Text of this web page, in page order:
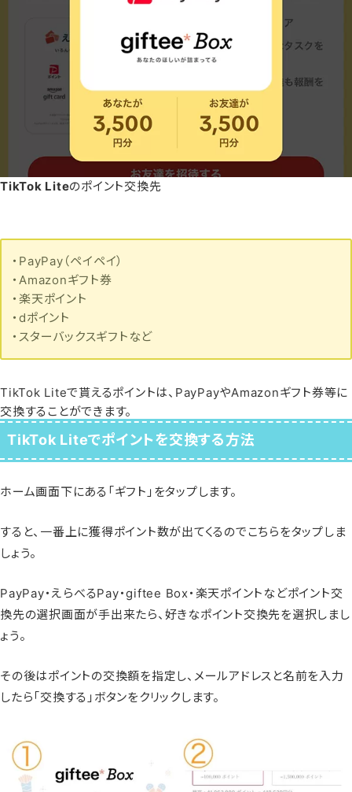
TikTok Liteのポイント交換先
・PayPay（ペイペイ）
・Amazonギフト券
・楽天ポイント
・dポイント
・スターバックスギフトなど
TikTok Liteで貰えるポイントは、PayPayやAmazonギフト券等に
交換することができます。
TikTok Liteでポイントを交換する方法
ホーム画面下にある「ギフト」をタップします。
すると、一番上に獲得ポイント数が出てくるのでこちらをタップしま
しょう。
PayPay・えらべるPay・giftee Box・楽天ポイントなどポイント交
換先の選択画面が手出来たら、好きなポイント交換先を選択しまし
ょう。
その後はポイントの交換額を指定し、メールアドレスと名前を入力
したら「交換する」ボタンをクリックします。